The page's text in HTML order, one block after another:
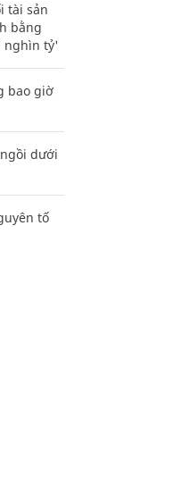
tài sản
bằng
nghìn tỷ'
bao giờ
dưới
tố